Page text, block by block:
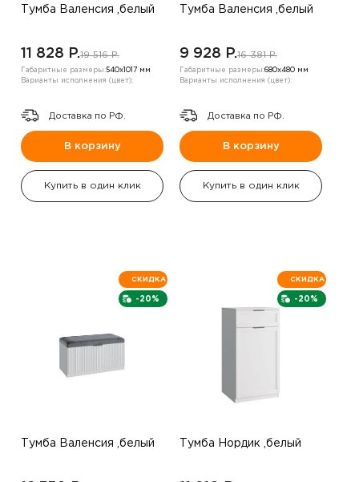
Тумба Валенсия ,белый
11 828 P.19 516 P.
Габаритные размеры:540х1017 мм
Варианты исполнения (цвет):
Доставка по РФ.
В корзину
Купить в один клик
Тумба Валенсия ,белый
9 928 P.16 381 P.
Габаритные размеры:680х480 мм
Варианты исполнения (цвет):
Доставка по РФ.
В корзину
Купить в один клик
-20%
СКИДКА
Тумба Валенсия ,белый
-20%
СКИДКА
Тумба Нордик ,белый